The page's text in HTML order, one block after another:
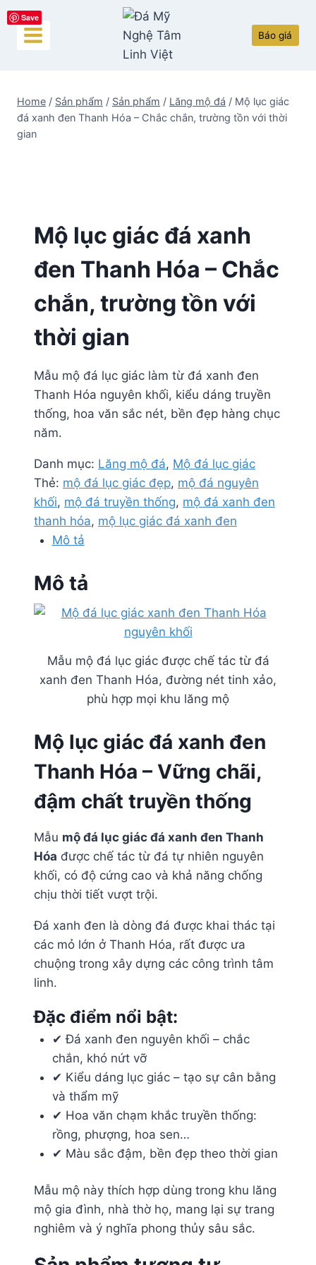
Skip
to
content
Báo giá
Home / Sản phẩm / Sản phẩm / Lăng mộ đá / Mộ lục giác
đá xanh đen Thanh Hóa – Chắc chắn, trường tồn với thời
gian
Save
Mộ lục giác đá xanh
đen Thanh Hóa – Chắc
chắn, trường tồn với
thời gian
Mẫu mộ đá lục giác làm từ đá xanh đen
Thanh Hóa nguyên khối, kiểu dáng truyền
thống, hoa văn sắc nét, bền đẹp hàng chục
năm.
Danh mục: Lăng mộ đá, Mộ đá lục giác
Thẻ: mộ đá lục giác đẹp, mộ đá nguyên
khối, mộ đá truyền thống, mộ đá xanh đen
thanh hóa, mộ lục giác đá xanh đen
Mô tả
Mô tả
Mẫu mộ đá lục giác được chế tác từ đá
xanh đen Thanh Hóa, đường nét tinh xảo,
phù hợp mọi khu lăng mộ
Mộ lục giác đá xanh đen
Thanh Hóa – Vững chãi,
đậm chất truyền thống
Mẫu mộ đá lục giác đá xanh đen Thanh
Hóa được chế tác từ đá tự nhiên nguyên
khối, có độ cứng cao và khả năng chống
chịu thời tiết vượt trội.
Đá xanh đen là dòng đá được khai thác tại
các mỏ lớn ở Thanh Hóa, rất được ưa
chuộng trong xây dựng các công trình tâm
linh.
Đặc điểm nổi bật:
✔ Đá xanh đen nguyên khối – chắc
chắn, khó nứt vỡ
✔ Kiểu dáng lục giác – tạo sự cân bằng
và thẩm mỹ
✔ Hoa văn chạm khắc truyền thống:
rồng, phượng, hoa sen…
✔ Màu sắc đậm, bền đẹp theo thời gian
Mẫu mộ này thích hợp dùng trong khu lăng
mộ gia đình, nhà thờ họ, mang lại sự trang
nghiêm và ý nghĩa phong thủy sâu sắc.